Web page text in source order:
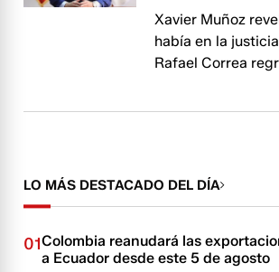
Xavier Muñoz
había en la
Rafael Correa
LO MÁS DESTACADO DEL DÍA
01Colombia reanudará las
a Ecuador desde este 5 de agosto